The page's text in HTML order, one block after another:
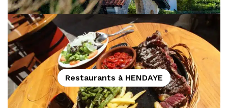
Restaurants à HENDAYE